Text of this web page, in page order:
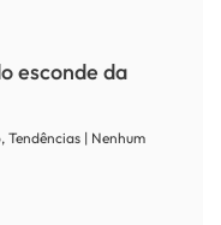
esconde da
Tendências | Nenhum